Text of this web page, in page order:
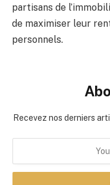
partisans de
de maximiser leur
personnels.
Recevez nos derniers